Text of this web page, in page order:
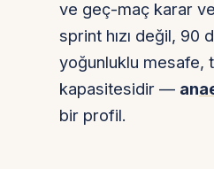
ve geç-maç karar
sprint hızı değil, 90
yoğunluklu mesafe,
kapasitesidir — an
bir profil.